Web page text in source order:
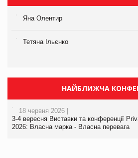
Яна Олентир
Тетяна Ільєнко
НАЙБЛИЖЧА
18 червня 2026 |
3-4 вересня Виставки та конференції
2026: Власна марка - Власна перевага